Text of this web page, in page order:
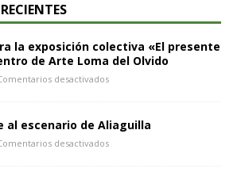
la exposición colectiva «El presente
de Arte Loma del Olvido
desactivados
al escenario de Aliaguilla
desactivados